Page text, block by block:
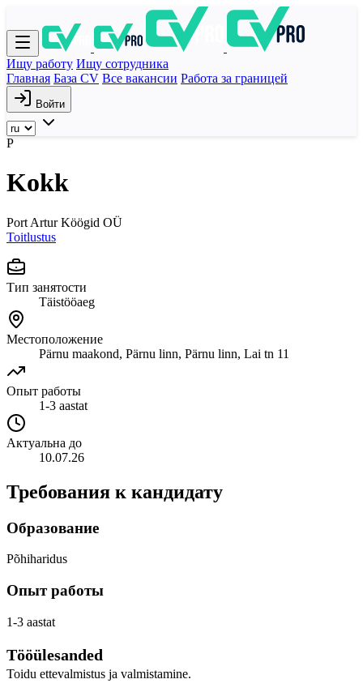
Ищу работу Ищу сотрудника
Главная База CV Все вакансии Работа за границей
Войти
P
Kokk
Port Artur Köögid OÜ
Toitlustus
Тип занятости
Täistööaeg
Местоположение
Pärnu maakond, Pärnu linn, Pärnu linn, Lai tn 11
Опыт работы
1-3 aastat
Актуальна до
10.07.26
Требования к кандидату
Образование
Põhiharidus
Опыт работы
1-3 aastat
Tööülesanded
Toidu ettevalmistus ja valmistamine.